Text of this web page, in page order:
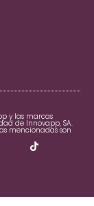
y las marcas
de Innovapp, SA.
mencionadas son